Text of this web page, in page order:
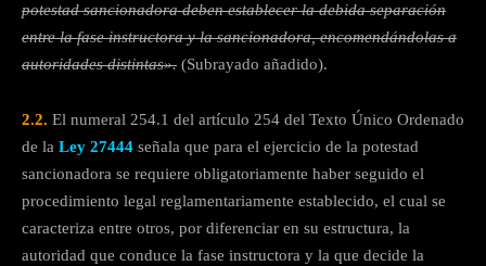
potestad sancionadora deben establecer la debida separación
entre la fase instructora y la sancionadora, encomendándolas a
autoridades distintas». (Subrayado añadido).
2.2. El numeral 254.1 del artículo 254 del Texto Único Ordenado
de la Ley 27444 señala que para el ejercicio de la potestad
sancionadora se requiere obligatoriamente haber seguido el
procedimiento legal reglamentariamente establecido, el cual se
caracteriza entre otros, por diferenciar en su estructura, la
autoridad que conduce la fase instructora y la que decide la